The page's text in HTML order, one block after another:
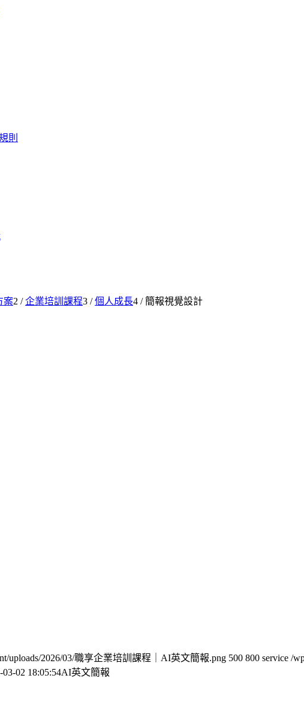
則
案2 / 企業培訓課程3 / 個人成長4 / 簡報視覺設計
uploads/2026/03/職享企業培訓課程｜AI英文簡報.png 500 800 service /
03-02 18:05:54AI英文簡報